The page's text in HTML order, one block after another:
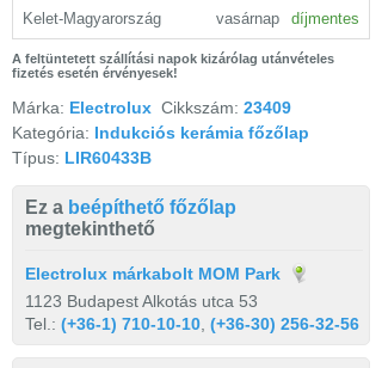
Kelet-Magyarország vasárnap díjmentes
A feltüntetett szállítási napok kizárólag utánvételes
fizetés esetén érvényesek!
Márka: Electrolux Cikkszám: 23409
Kategória: Indukciós kerámia főzőlap
Típus: LIR60433B
Ez a beépíthető főzőlap
megtekinthető
Electrolux márkabolt MOM Park
1123 Budapest Alkotás utca 53
Tel.: (+36-1) 710-10-10, (+36-30) 256-32-56